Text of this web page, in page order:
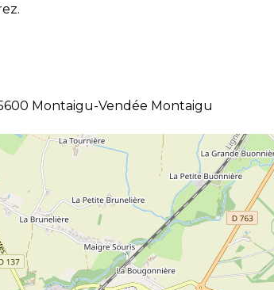
Montaigu-Vendée Montaigu